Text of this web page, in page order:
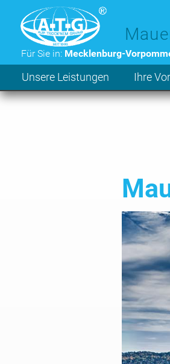
Zum Hauptinhalt der Seite
Für Sie in: Mecklenburg-
Unsere Leistungen Ihre